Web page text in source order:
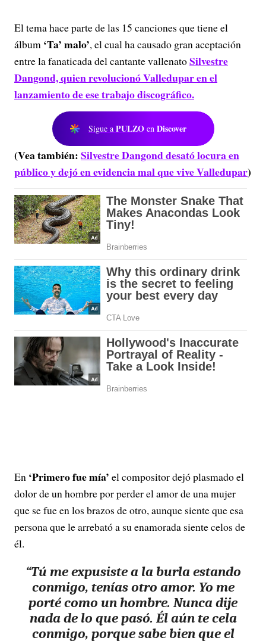
El tema hace parte de las 15 canciones que tiene el
álbum ‘Ta’ malo’, el cual ha causado gran aceptación
entre la fanaticada del cantante vallenatoSilvestre
Dangond, quien revolucionó Valledupar en el
lanzamiento de ese trabajo discográfico.
Sigue a PULZO en Discover
(Vea también:Silvestre Dangond desató locura en
público y dejó en evidencia mal que vive Valledupar)
En ‘Primero fue mía’ el compositor dejó plasmado el
dolor de un hombre por perder el amor de una mujer
que se fue en los brazos de otro, aunque siente que esa
persona que le arrebató a su enamorada siente celos de
él.
“Tú me expusiste a la burla estando
conmigo, tenías otro amor. Yo me
porté como un hombre. Nunca dije
nada de lo que pasó. Él aún te cela
conmigo, porque sabe bien que el